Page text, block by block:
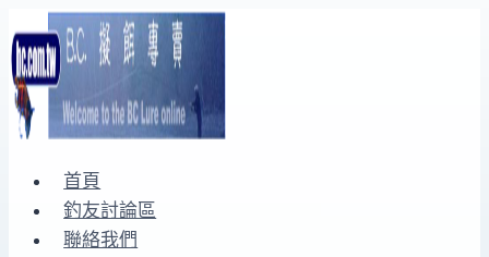
to
content
首頁
釣友討論區
聯絡我們